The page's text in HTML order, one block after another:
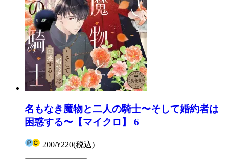
名もなき魔物と二人の騎士〜そして婚約者は
困惑する〜【マイクロ】 6
200/¥220(税込)